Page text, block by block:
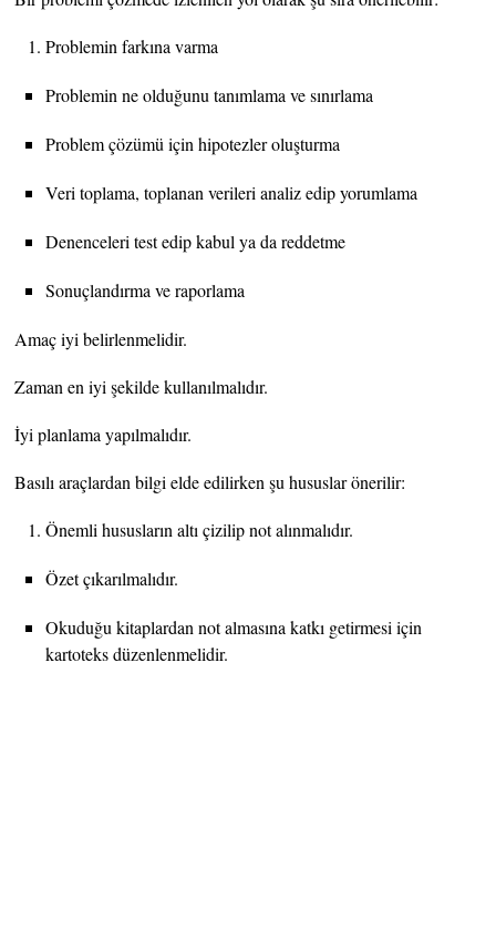
Problemin farkına varma
Problemin ne olduğunu tanımlama ve sınırlama
Problem çözümü için hipotezler oluşturma
Veri toplama, toplanan verileri analiz edip yorumlama
Denenceleri test edip kabul ya da reddetme
Sonuçlandırma ve raporlama
Amaç iyi belirlenmelidir.
Zaman en iyi şekilde kullanılmalıdır.
İyi planlama yapılmalıdır.
Basılı araçlardan bilgi elde edilirken şu hususlar önerilir:
Önemli hususların altı çizilip not alınmalıdır.
Özet çıkarılmalıdır.
Okuduğu kitaplardan not almasına katkı getirmesi için
kartoteks düzenlenmelidir.